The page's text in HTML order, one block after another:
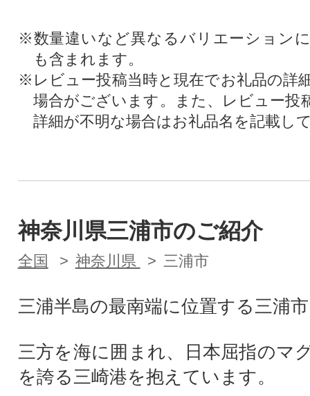
※数量違いなど異なるバリエーション
も含まれます。
※レビュー投稿当時と現在でお礼品の詳
場合がございます。また、レビュー投
詳細が不明な場合はお礼品名を記載し
神奈川県三浦市のご紹介
全国 神奈川県 三浦市
三浦半島の最南端に位置する三浦
三方を海に囲まれ、日本屈指のマ
を誇る三崎港を抱えています。